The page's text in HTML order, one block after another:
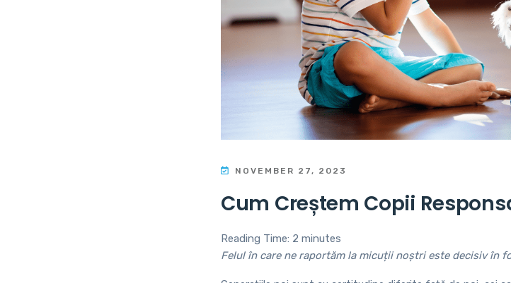
NOVEMBER 27, 2023
Cum Creștem Copii
Reading Time: 2 minutes
Felul în care ne raportăm la micuții noștri este decisiv în